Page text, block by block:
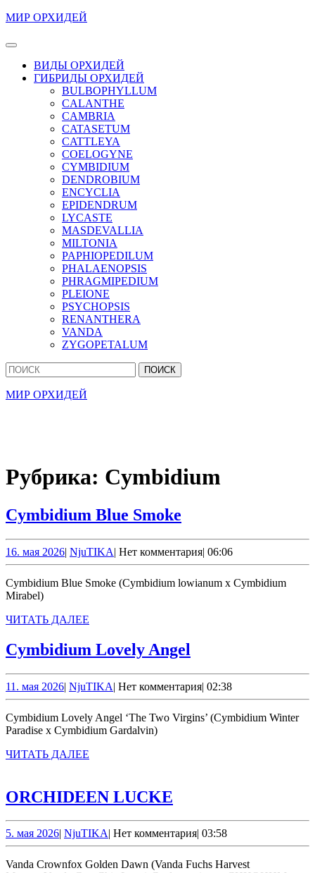
Перейти
содержимому
содержимому
МИР ОРХИДЕЙ
Кнопка
ОткрытьВИДЫ ОРХИДЕЙ
ГИБРИДЫ ОРХИДЕЙ
BULBOPHYLLUM
CALANTHE
CAMBRIA
CATASETUM
CATTLEYA
COELOGYNE
CYMBIDIUM
DENDROBIUM
ENCYCLIA
EPIDENDRUM
LYCASTE
MASDEVALLIA
MILTONIA
PAPHIOPEDILUM
PHALAENOPSIS
PHRAGMIPEDIUM
PLEIONE
PSYCHOPSIS
RENANTHERA
VANDA
ZYGOPETALUM
Кнопка
Закрыть
Найти:
МИР ОРХИДЕЙ
Рубрика: Cymbidium
Cymbidium Blue Smoke
Smoke
16. мая 202616.
мая
2026
| NjuTIKANjuTIKA
| Нет комментария| 06:06
Cymbidium Blue Smoke (Cymbidium lowianum x Cymbidium
Mirabel)
ЧИТАТЬ ДАЛЕЕ
Cymbidium Lovely Angel
Angel
11. мая 202611.
мая
2026
| NjuTIKANjuTIKA
| Нет комментария| 02:38
Cymbidium Lovely Angel ‘The Two Virgins’ (Cymbidium Winter
Paradise x Cymbidium Gardalvin)
ЧИТАТЬ ДАЛЕЕ
ORCHIDEEN LUCKE
5. мая 20265.
мая
2026
| NjuTIKANjuTIKA
| Нет комментария| 03:58
Vanda Crownfox Golden Dawn (Vanda Fuchs Harvest